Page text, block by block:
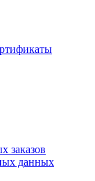
заказов
данных